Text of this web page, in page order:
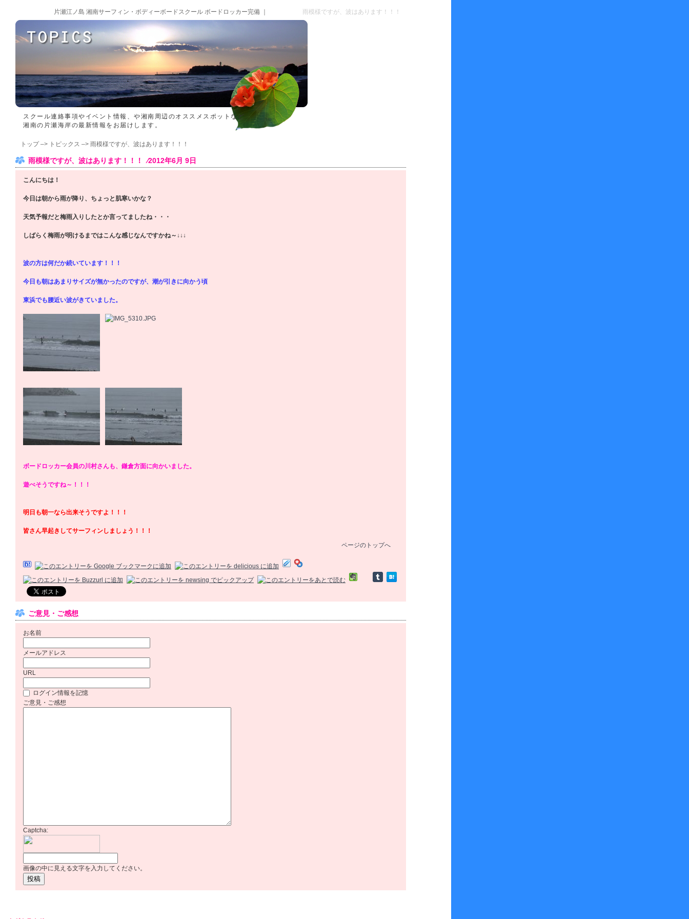
片瀬江ノ島 湘南サーフィン・ボディーボードスクール ボードロッカー完備 ｜ 雨模様ですが、波はあります！！！
スクール連絡事項やイベント情報、や湘南周辺のオススメスポットなど
湘南の片瀬海岸の最新情報をお届けします。
トップ–> トピックス –> 雨模様ですが、波はあります！！！
雨模様ですが、波はあります！！！ ⁄2012年6月 9日
こんにちは！
今日は朝から雨が降り、ちょっと肌寒いかな？
天気予報だと梅雨入りしたとか言ってましたね・・・
しばらく梅雨が明けるまではこんな感じなんですかね～↓↓↓
波の方は何だか続いています！！！
今日も朝はあまりサイズが無かったのですが、潮が引きに向かう頃
東浜でも腰近い波がきていました。
ボードロッカー会員の川村さんも、鎌倉方面に向かいました。
遊べそうですね～！！！
明日も朝一なら出来そうですよ！！！
皆さん早起きしてサーフィンしましょう！！！
ページのトップへ
ご意見・ご感想
お名前
メールアドレス
URL
ログイン情報を記憶
ご意見・ご感想
Captcha:
画像の中に見える文字を入力してください。